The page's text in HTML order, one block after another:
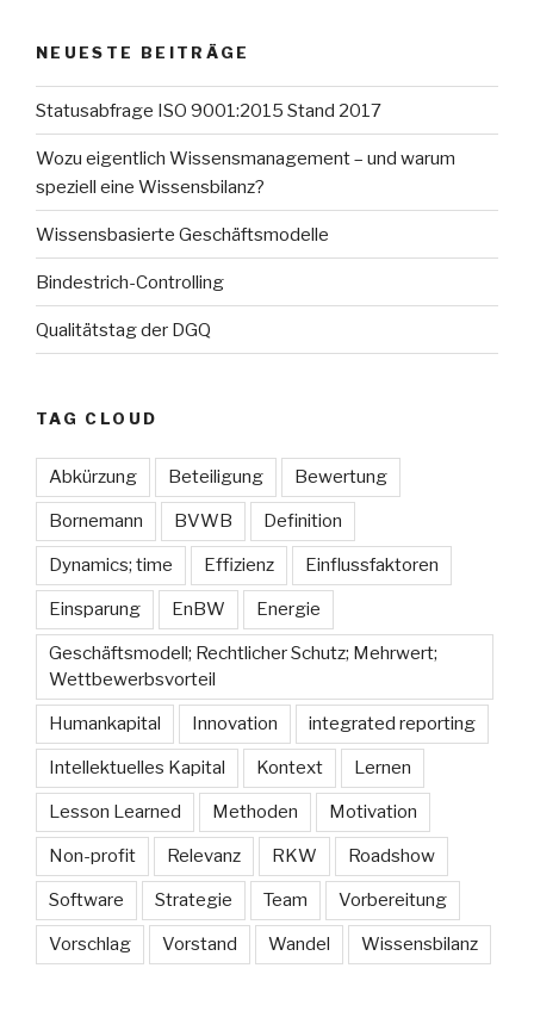
NEUESTE BEITRÄGE
Statusabfrage ISO 9001:2015 Stand 2017
Wozu eigentlich Wissensmanagement – und warum
speziell eine Wissensbilanz?
Wissensbasierte Geschäftsmodelle
Bindestrich-Controlling
Qualitätstag der DGQ
TAG CLOUD
Abkürzung Beteiligung Bewertung
Bornemann BVWB Definition
Dynamics; time Effizienz Einflussfaktoren
Einsparung EnBW Energie
Geschäftsmodell; Rechtlicher Schutz; Mehrwert;
Wettbewerbsvorteil
Humankapital Innovation integrated reporting
Intellektuelles Kapital Kontext Lernen
Lesson Learned Methoden Motivation
Non-profit Relevanz RKW Roadshow
Software Strategie Team Vorbereitung
Vorschlag Vorstand Wandel Wissensbilanz